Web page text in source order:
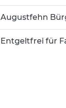
Augustfehn
Entgeltfrei für